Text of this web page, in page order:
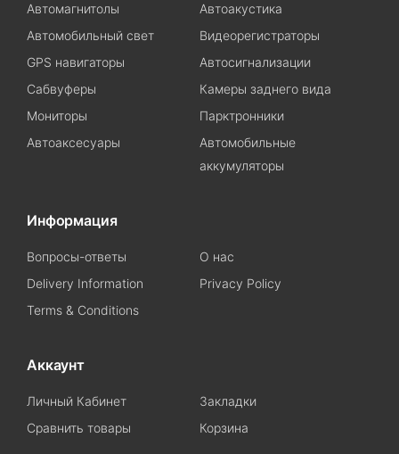
Автомагнитолы
Автоакустика
Автомобильный свет
Видеорегистраторы
GPS навигаторы
Автосигнализации
Сабвуферы
Камеры заднего вида
Мониторы
Парктронники
Автоаксесуары
Автомобильные
аккумуляторы
Информация
Вопросы-ответы
О нас
Delivery Information
Privacy Policy
Terms & Conditions
Аккаунт
Личный Кабинет
Закладки
Сравнить товары
Корзина